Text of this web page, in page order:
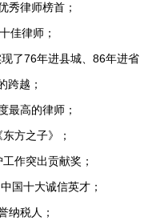
秀律师榜首；
佳律师；
了76年进县城、86年进省
跨越；
最高的律师；
方之子》；
作突出贡献奖；
国十大诚信英才；
纳税人；